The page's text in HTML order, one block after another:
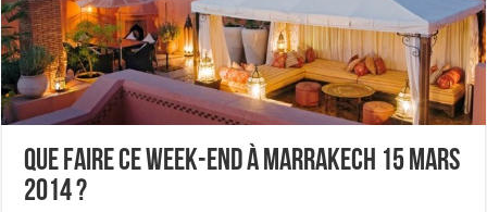
Que faire ce week-end à Marrakech 15 Mars
2014 ?